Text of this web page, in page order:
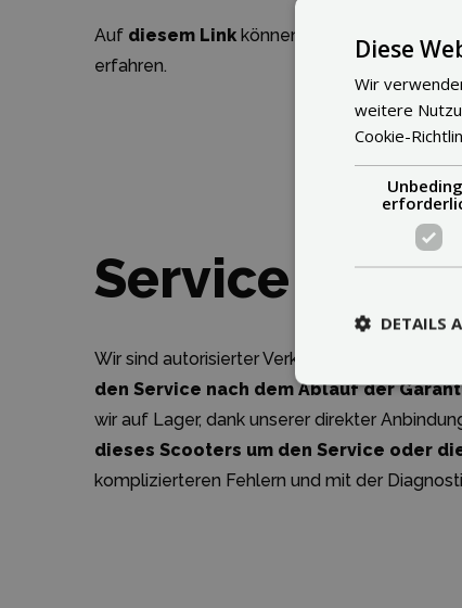
Auf diesem Link können Sie detaillierte
erfahren.
Service
Wir sind autorisierter Verkäufer der Marke
den Service nach dem Ablauf der
wir auf Lager, dank unserer direkter
dieses Scooters um den Service oder
komplizierteren Fehlern und mit der
Diese
Wir
weitere
Cookie-
DETAILS